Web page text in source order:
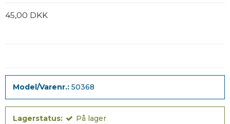
45,00 DKK
Model/Varenr.: 50368
Lagerstatus: På lager